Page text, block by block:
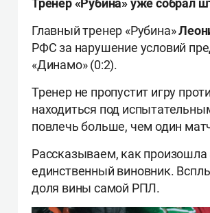
Тренер «Рубина» уже собрал
Главный тренер «Рубина»
РФС за нарушение условий
«Динамо» (0:2).
Тренер не пропустит игру
находиться под
повлечь больше, чем один
Рассказываем, как произошла
единственный виновник.
доля вины самой РПЛ.